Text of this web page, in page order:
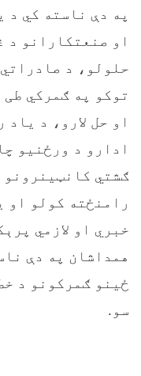
په دې ناسته کي د
او صنعتکارانو د
حلولو، د
توکو په ګمرکي
او حل لارو، د یاد
ادارو د ورځنیو
ګشتي کانټینرونو
رامنځته کولو او
خبري او لازمي
همداشان په دې
ځینو ګمرکونو د
سو.